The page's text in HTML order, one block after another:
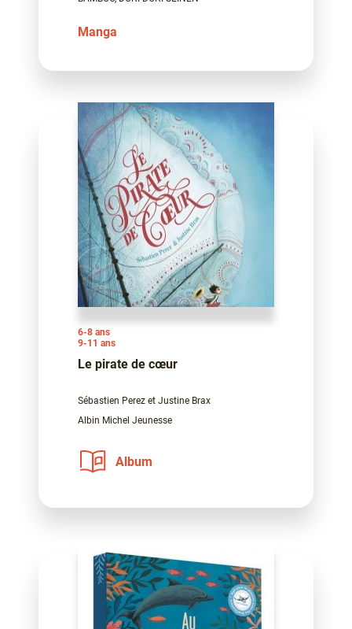
Manga
6-8 ans
9-11 ans
Le pirate de cœur
Sébastien Perez et Justine Brax
Albin Michel Jeunesse
Album